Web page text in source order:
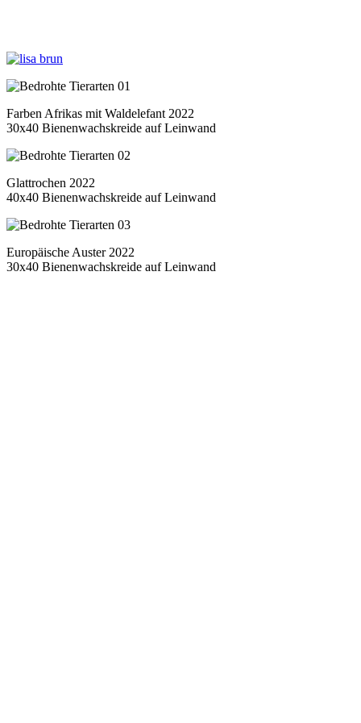
Farben Afrikas mit Waldelefant 2022
30x40 Bienenwachskreide auf Leinwand
Glattrochen 2022
40x40 Bienenwachskreide auf Leinwand
Europäische Auster 2022
30x40 Bienenwachskreide auf Leinwand